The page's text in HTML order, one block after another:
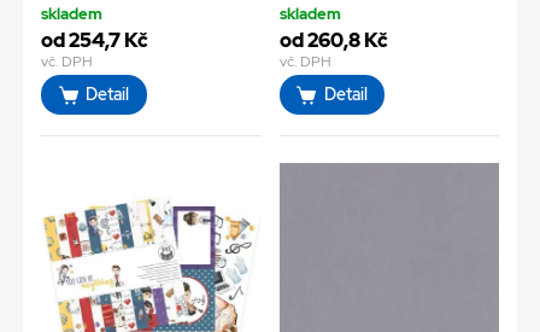
skladem
od 254,7 Kč
vč. DPH
Detail
skladem
od 260,8 Kč
vč. DPH
Detail